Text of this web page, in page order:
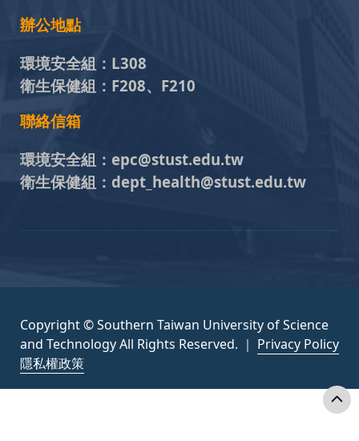
辦公地點
環境安全組： L308
衛生保健組： F208、F210
聯絡信箱
環境安全組： epc@stust.edu.tw
衛生保健組： dept_health@stust.edu.tw
Copyright © Southern Taiwan University of Science
and Technology All Rights Reserved. ｜ Privacy Policy
隱私權政策